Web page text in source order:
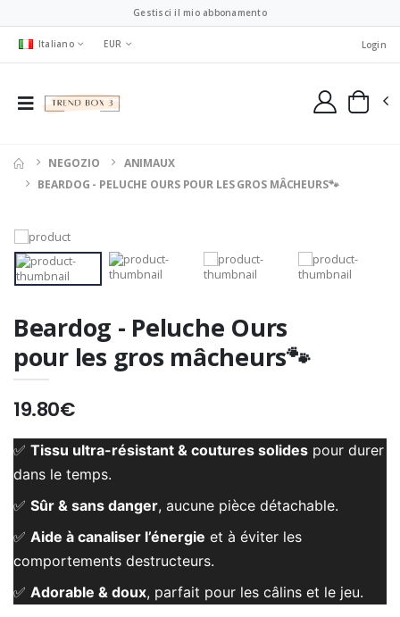
Gestisci il mio abbonamento
Italiano EUR Login
NEGOZIO
ANIMAUX
BEARDOG - PELUCHE OURS POUR LES GROS MÂCHEURS🐾
Beardog - Peluche Ours
pour les gros mâcheurs🐾
19.80€
✅ Tissu ultra-résistant & coutures solides pour durer
dans le temps.
✅ Sûr & sans danger, aucune pièce détachable.
✅ Aide à canaliser l’énergie et à éviter les
comportements destructeurs.
✅ Adorable & doux, parfait pour les câlins et le jeu.